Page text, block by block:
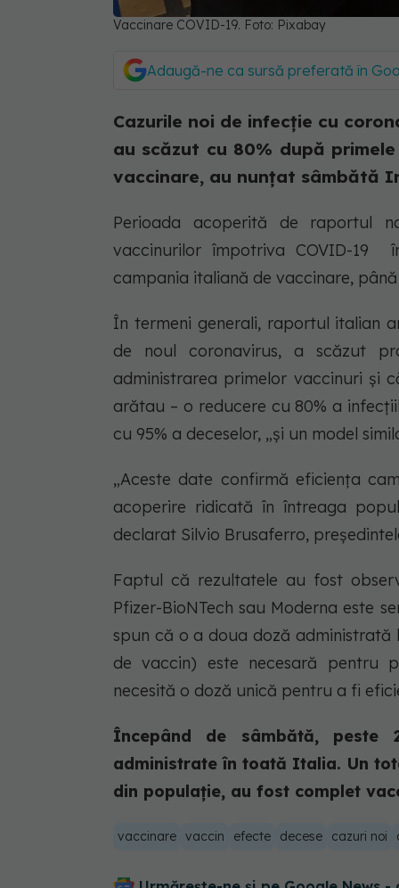
Vaccinare COVID-19. Foto: Pixabay
Adaugă-ne ca sursă preferată în
Cazurile noi de infecție cu
au scăzut cu 80% după
vaccinare, au nunțat sâmbătă
Perioada acoperită de raportul
vaccinurilor împotriva COVID-19
campania italiană de vaccinare, până
În termeni generali, raportul italian
de noul coronavirus, a scăzut
administrarea primelor vaccinuri și
arătau – o reducere cu 80% a
cu 95% a deceselor, „și un model
„Aceste date confirmă eficiența
acoperire ridicată în întreaga
declarat Silvio Brusaferro,
Faptul că rezultatele au fost
Pfizer-BioNTech sau Moderna este
spun că o a doua doză
de vaccin) este necesară pentru
necesită o doză unică pentru a fi
Începând de sâmbătă,
administrate în toată Italia. Un
din populație, au fost complet
vaccinare vaccin efecte decese cazuri noi